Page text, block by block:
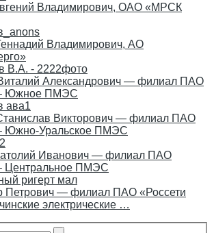
Владимирович, ОАО «МРСК
Владимирович, АО
Александрович — филиал ПАО
– Южное ПМЭС
Викторович — филиал ПАО
Южно-Уральское ПМЭС
Иванович — филиал ПАО
Центральное ПМЭС
Петрович — филиал ПАО «Россети
электрические …